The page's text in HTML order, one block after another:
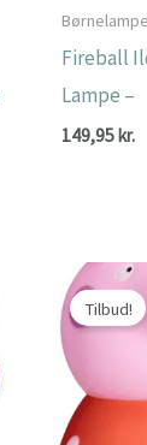
Fireball
Lampe –
149,95 kr.
Tilbud!